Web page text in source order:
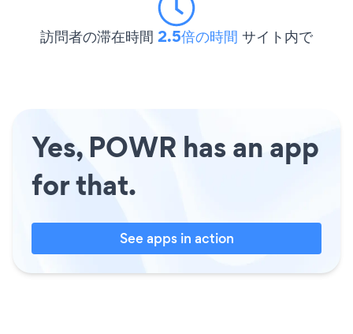
訪問者の滞在時間 2.5倍の時間 サイト内で
Yes, POWR has an app
for that.
See apps in action